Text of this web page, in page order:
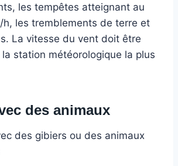
les tempêtes atteignant au
h, les tremblements de terre et
La vitesse du vent doit être
station météorologique la plus
des animaux
des gibiers ou des animaux